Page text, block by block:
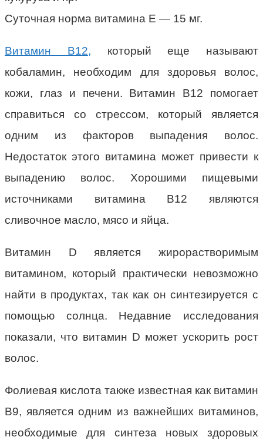
Суточная норма витамина Е — 15 мг.
Витамин В12, который еще называют
кобаламин, необходим для здоровья волос,
кожи, глаз и печени. Витамин В12 помогает
справиться со стрессом, который является
одним из факторов выпадения волос.
Недостаток этого витамина может привести к
выпадению волос. Хорошими пищевыми
источниками витамина В12 являются
сливочное масло, мясо и яйца.
Витамин D является жирорастворимым
витамином, который практически невозможно
найти в продуктах, так как он синтезируется с
помощью солнца. Недавние исследования
показали, что витамин D может ускорить рост
волос.
Фолиевая кислота также известная как витамин
В9, является одним из важнейших витаминов,
необходимые для синтеза новых здоровых